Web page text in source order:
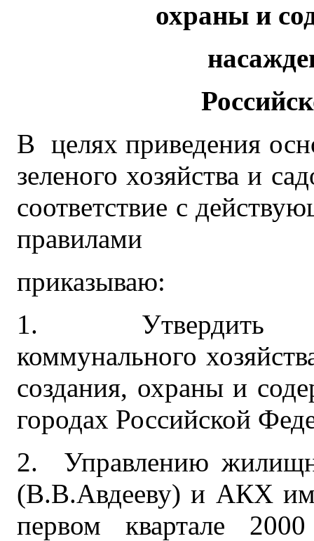
охраны и
В целях приведения
зеленого хозяйства и
соответствие с
правилами
приказываю:
1. Утвердить
коммунального
создания, охраны и
городах Российской
2. Управлению
(В.В.Авдееву) и АКХ
первом квартале